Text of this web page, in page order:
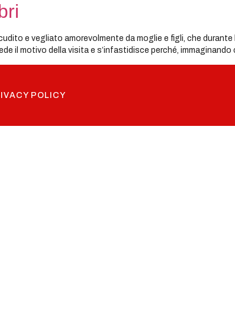
e vegliato amorevolmente da moglie e figli, che
il motivo della visita e s’infastidisce perché, immaginando
POLICY